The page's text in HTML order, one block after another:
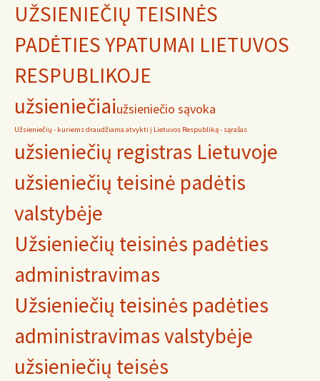
UŽSIENIEČIŲ TEISINĖS
PADĖTIES YPATUMAI LIETUVOS
RESPUBLIKOJE
užsieniečiaiužsieniečio sąvoka
Užsieniečių - kuriems draudžiama atvykti į Lietuvos Respubliką - sąrašas
užsieniečių registras Lietuvoje
užsieniečių teisinė padėtis
valstybėje
Užsieniečių teisinės padėties
administravimas
Užsieniečių teisinės padėties
administravimas valstybėje
užsieniečių teisės